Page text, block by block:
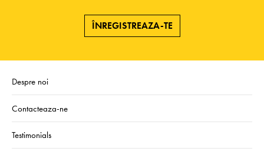
ÎNREGISTREAZA-TE
Despre noi
Contacteaza-ne
Testimonials